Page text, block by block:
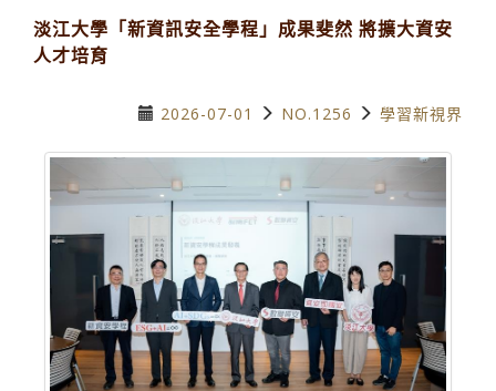
淡江大學「新資訊安全學程」成果斐然 將擴大資安
人才培育
2026-07-01 NO.1256 學習新視界